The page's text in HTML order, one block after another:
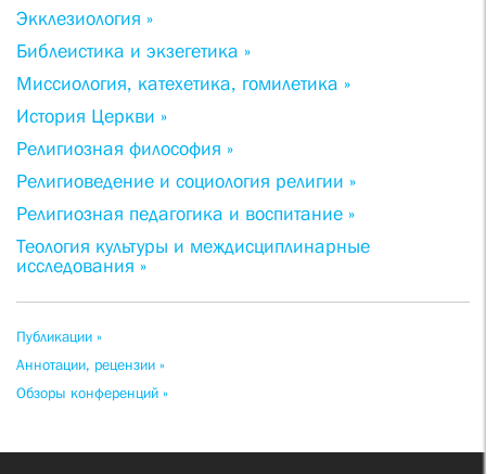
Экклезиология »
Библеистика и экзегетика »
Миссиология, катехетика, гомилетика »
История Церкви »
Религиозная философия »
Религиоведение и социология религии »
Религиозная педагогика и воспитание »
Теология культуры и междисциплинарные
исследования »
Публикации »
Аннотации, рецензии »
Обзоры конференций »